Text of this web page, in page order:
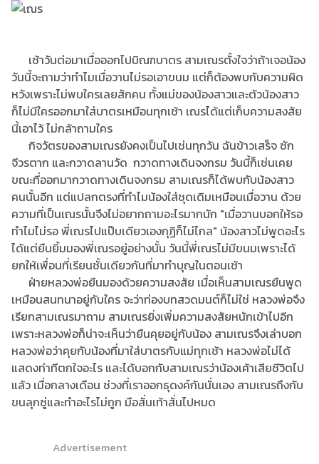
เช้าวันต่อมาเมื่อออกไปบิณฑบาตร สามเณรตั้งใจว่าถ้าเจอน้อง
วันนี้จะถามว่าทำไมเมื่อวานไม่รอเอาขนม แต่ก็ต้องพบกับความผิด
หวังเพราะไม่พบใครเลยสักคน ทั้งแม่ของน้องสาวและตัวน้องสาว
ก็ไม่มีใครออกมาใส่บาตรเหมือนทุกเช้า เณรได้แต่เก็บความสงสัย
นี้เอาไว้ ไม่กล้าถามใคร
กิจวัตรของสามเณรยังคงเป็นไปเช่นทุกวัน ฉันข้าวเสร็จ ซัก
จีวรตาก และกวาดลานวัด กวาดทางเดินจงกรม วันนี้ก็เช่นเคย
ขณะที่ออกมากวาดทางเดินจงกรม สามเณรก็ได้พบกับน้องสาว
คนนั้นอีก แต่แปลกตรงที่ทำไมน้องใส่ชุดเดิมเหมือนเมื่อวาน ด้วย
ความที่เป็นเณรนั้นจึงไม่อยากถามอะไรมากนัก "เมื่อวานบอกให้รอ
ทำไมไม่รอ พี่เณรไปแป๊บเดียวเองกุฏิก็ไม่ไกล" น้องสาวไม่พูดอะไร
ได้แต่ยืนยิ้มมองพี่เณรอยู่อย่างนั้น วันนี้พี่เณรไม่มีขนมเพราะได้
ยกให้เพื่อนที่เรียนชั้นเดียวกันที่มาทำบุญในตอนเช้า
ฝ่ายหลวงพ่อยืนมองด้วยความสงสัย เมื่อเห็นสามเณรยืนพูด
เหมือนสนทนาอยู่กับใคร จะว่าท่องบทสวดมนต์ก็ไม่ใช่ หลวงพ่อจึง
เรียกสามเณรมาถาม สามเณรยิ่งเพิ่มความสงสัยหนักเข้าไปอีก
เพราะหลวงพ่อก็น่าจะเห็นว่ายืนคุยอยู่กับน้อง สามเณรจึงเล่าบอก
หลวงพ่อว่าคุยกับน้องที่มาใส่บาตรกับแม่ทุกเช้า หลวงพ่อไม่ได้
แสดงท่าทีตกใจอะไร และได้บอกกับสามเณรว่าน้องเค้าเสียชีวิตไป
แล้ว เมื่อกลางเดือน ช่วงที่เราออกธุดงค์กันนั่นเอง สามเณรถึงกับ
ขนลุกซู่และทำอะไรไม่ถูก มือสั่นเท้าสั่นไปหมด
Advertisement